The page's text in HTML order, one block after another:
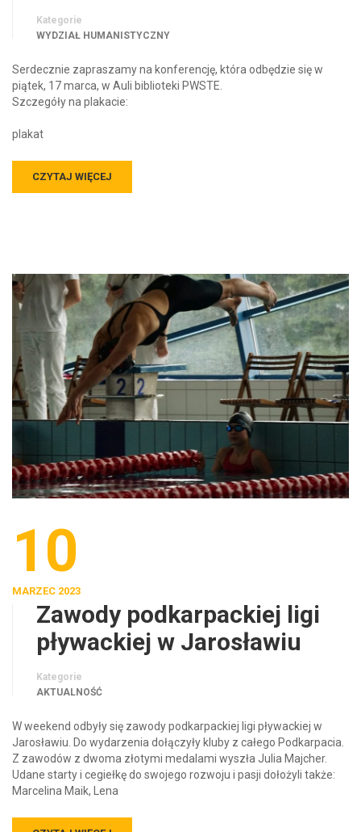
Kategorie
WYDZIAŁ HUMANISTYCZNY
Serdecznie zapraszamy na konferencję, która odbędzie się w
piątek, 17 marca, w Auli biblioteki PWSTE.
Szczegóły na plakacie:
plakat
CZYTAJ WIĘCEJ
10
MARZEC 2023
Zawody podkarpackiej ligi
pływackiej w Jarosławiu
Kategorie
AKTUALNOŚĆ
W weekend odbyły się zawody podkarpackiej ligi pływackiej w
Jarosławiu. Do wydarzenia dołączyły kluby z całego Podkarpacia.
Z zawodów z dwoma złotymi medalami wyszła Julia Majcher.
Udane starty i cegiełkę do swojego rozwoju i pasji dołożyli także:
Marcelina Maik, Lena